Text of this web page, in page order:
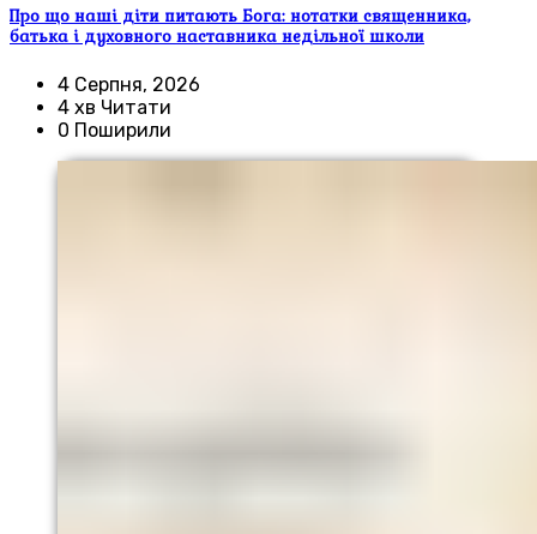
Про що наші діти питають Бога: нотатки священника,
батька і духовного наставника недільної школи
4 Серпня, 2026
4 хв Читати
0 Поширили